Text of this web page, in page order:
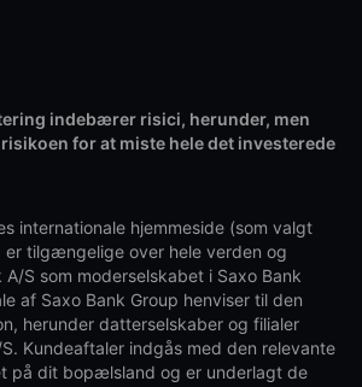
indebærer risici, herunder, men
for at miste hele det investerede
internationale hjemmeside (som valgt
er tilgængelige over hele verden og
S som moderselskabet i Saxo Bank
af Saxo Bank Group henviser til den
herunder datterselskaber og filialer
Kundeaftaler indgås med den relevante
på dit bopælsland og er underlagt de